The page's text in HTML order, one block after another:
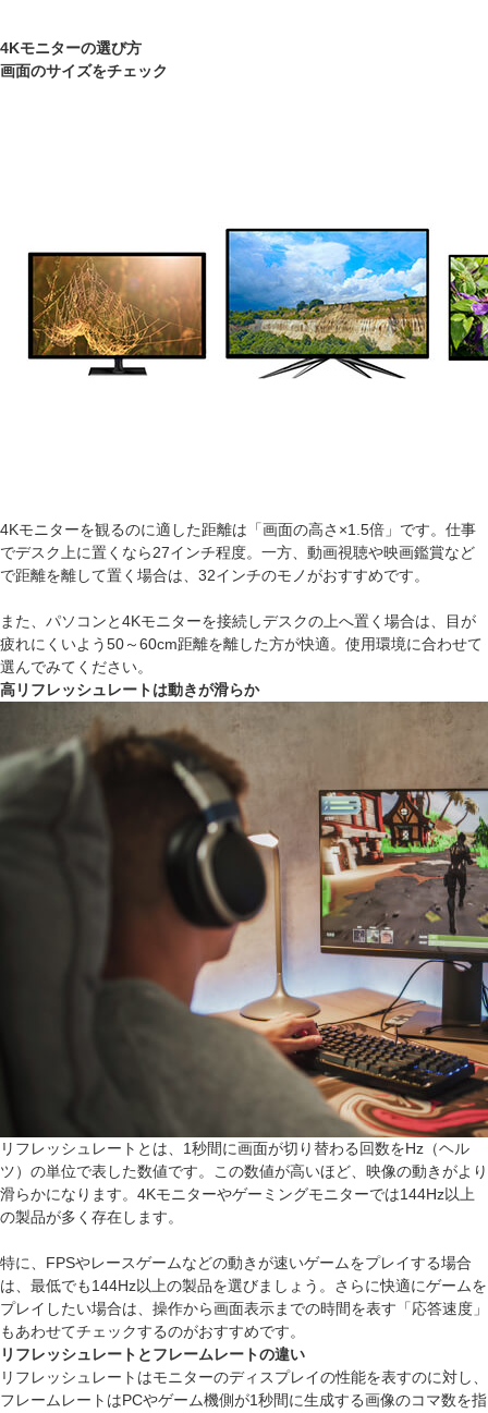
4Kモニターの選び方
画面のサイズをチェック
4Kモニターを観るのに適した距離は「画面の高さ×1.5倍」です。仕事
でデスク上に置くなら27インチ程度。一方、動画視聴や映画鑑賞など
で距離を離して置く場合は、32インチのモノがおすすめです。
また、パソコンと4Kモニターを接続しデスクの上へ置く場合は、目が
疲れにくいよう50～60cm距離を離した方が快適。使用環境に合わせて
選んでみてください。
高リフレッシュレートは動きが滑らか
リフレッシュレートとは、1秒間に画面が切り替わる回数をHz（ヘル
ツ）の単位で表した数値です。この数値が高いほど、映像の動きがより
滑らかになります。4Kモニターやゲーミングモニターでは144Hz以上
の製品が多く存在します。
特に、FPSやレースゲームなどの動きが速いゲームをプレイする場合
は、最低でも144Hz以上の製品を選びましょう。さらに快適にゲームを
プレイしたい場合は、操作から画面表示までの時間を表す「応答速度」
もあわせてチェックするのがおすすめです。
リフレッシュレートとフレームレートの違い
リフレッシュレートはモニターのディスプレイの性能を表すのに対し、
フレームレートはPCやゲーム機側が1秒間に生成する画像のコマ数を指